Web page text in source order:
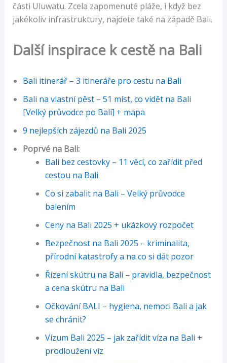
části Uluwatu. Zcela zapomenuté pláže, i když bez
jakékoliv infrastruktury, najdete také na západě Bali.
Další inspirace k cestě na Bali
Bali itinerář – 3 itineráře pro cestu na Bali
Bali na vlastní pěst – 51 míst, co vidět na Bali
[Velký průvodce po Bali] + mapa
9 nejlepších zájezdů na Bali 2025
Poprvé na Bali:
Bali bez cestovky – 11 věcí, co zařídit před
cestou na Bali
Co si zabalit na Bali – Velký průvodce
balením
Ceny na Bali 2025 + ukázkový rozpočet
Bezpečnost na Bali 2025 – kriminalita,
přírodní katastrofy a na co si dát pozor
Řízení skútru na Bali – pravidla, bezpečnost
a cena skútru na Bali
Očkování BALI – hygiena, nemoci Bali a jak
se chránit?
Vízum Bali 2025 – jak zařídit víza na Bali +
prodloužení víz